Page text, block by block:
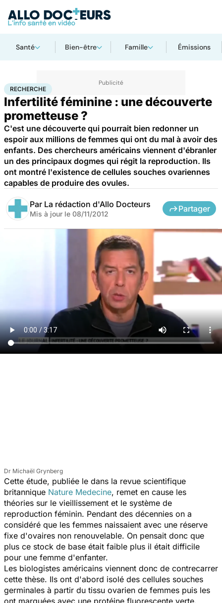
Santé Bien-être Famille Émissions
AccueilSantéMaladies Recherche
RECHERCHE
Infertilité féminine : une découverte
prometteuse ?
C'est une découverte qui pourrait bien redonner un
espoir aux millions de femmes qui ont du mal à avoir des
enfants. Des chercheurs américains viennent d'ébranler
un des principaux dogmes qui régit la reproduction. Ils
ont montré l'existence de cellules souches ovariennes
capables de produire des ovules.
Par La rédaction d'Allo Docteurs
Mis à jour le 08/11/2012
Partager
Dr Michaël Grynberg
Cette étude, publiée le dans la revue scientifique
britannique Nature Medecine, remet en cause les
théories sur le vieillissement et le système de
reproduction féminin. Pendant des décennies on a
considéré que les femmes naissaient avec une réserve
fixe d'ovaires non renouvelable. On pensait donc que
plus ce stock de base était faible plus il était difficile
pour une femme d'enfanter.
Les biologistes américains viennent donc de contrecarrer
cette thèse. Ils ont d'abord isolé des cellules souches
germinales à partir du tissu ovarien de femmes puis les
ont marquées avec une protéine fluorescente verte.